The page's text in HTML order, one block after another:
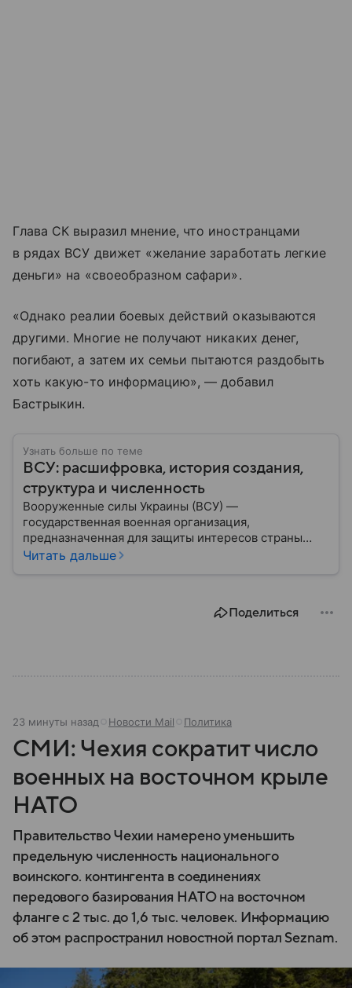
Глава СК выразил мнение, что иностранцами
в рядах ВСУ движет «желание заработать легкие
деньги» на «своеобразном сафари».
«Однако реалии боевых действий оказываются
другими. Многие не получают никаких денег,
погибают, а затем их семьи пытаются раздобыть
хоть какую-то информацию», — добавил
Бастрыкин.
Узнать больше по теме
ВСУ: расшифровка, история создания,
структура и численность
Вооруженные силы Украины (ВСУ) —
государственная военная организация,
предназначенная для защиты интересов страны
военным путем. Была создана после
Читать дальше
Поделиться
23 минуты назад Новости Mail Политика
СМИ: Чехия сократит число
военных на восточном крыле
НАТО
Правительство Чехии намерено уменьшить
предельную численность национального
воинского. контингента в соединениях
передового базирования НАТО на восточном
фланге с 2 тыс. до 1,6 тыс. человек. Информацию
об этом распространил новостной портал Seznam.